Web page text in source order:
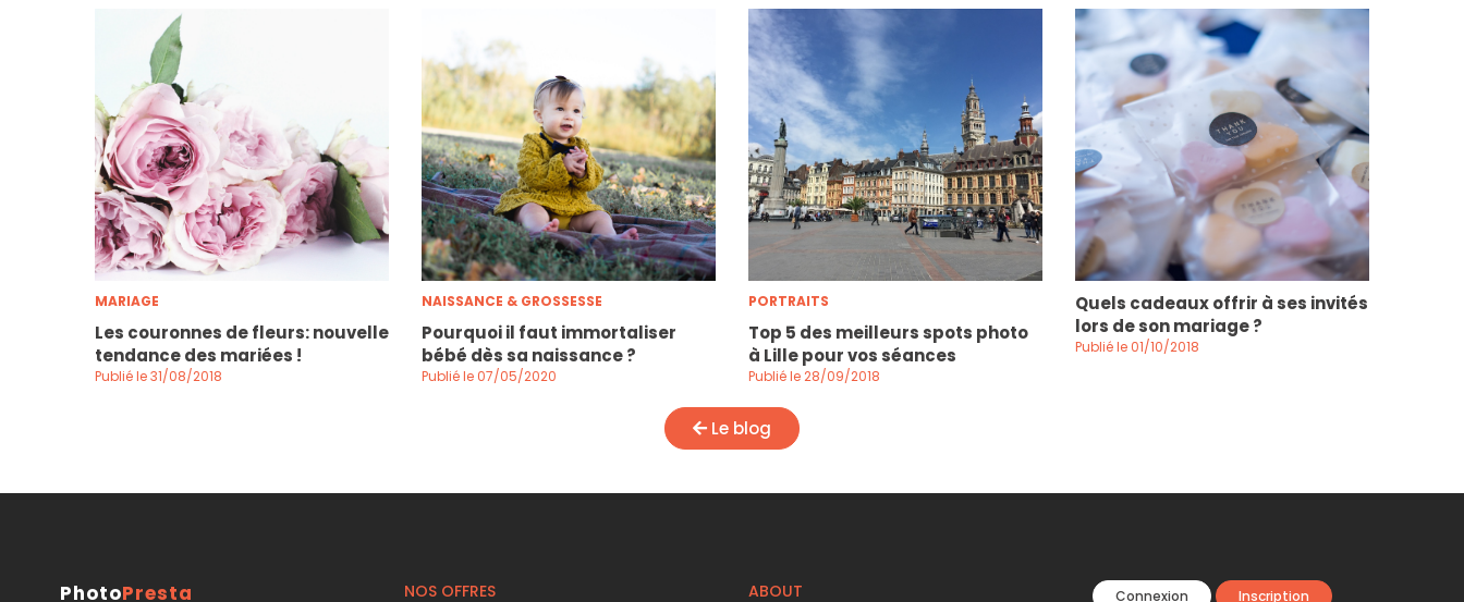
MARIAGE
Les couronnes de fleurs: nouvelle
tendance des mariées !
Publié le 31/08/2018
NAISSANCE & GROSSESSE
Pourquoi il faut immortaliser
bébé dès sa naissance ?
Publié le 07/05/2020
PORTRAITS
Top 5 des meilleurs spots photo
à Lille pour vos séances
Publié le 28/09/2018
Quels cadeaux offrir à ses invités
lors de son mariage ?
Publié le 01/10/2018
Le blog
PhotoPresta NOS OFFRES ABOUT Connexion Inscription